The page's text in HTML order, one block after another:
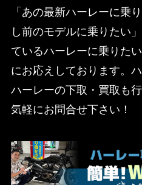
「あの最新ハーレーに乗
し前のモデルに乗りたい
ているハーレーに乗りた
にお応えしております。
ハーレーの下取・買取も
気軽にお問合せ下さい！